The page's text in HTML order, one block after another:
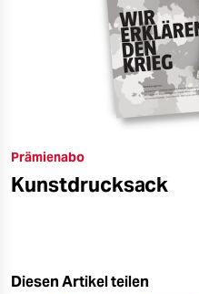
Prämienabo
Kunstdrucksack
Diesen Artikel teilen